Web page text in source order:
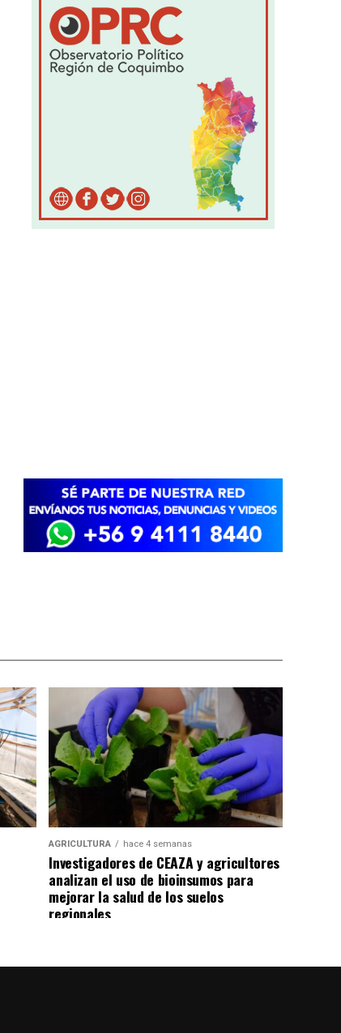
AGRICULTURA hace 4 semanas
Investigadores de CEAZA y agricultores
analizan el uso de bioinsumos para
mejorar la salud de los suelos
regionales